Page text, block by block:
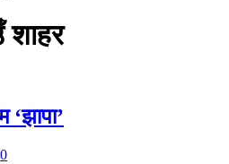
शाहर
‘झापा’
0